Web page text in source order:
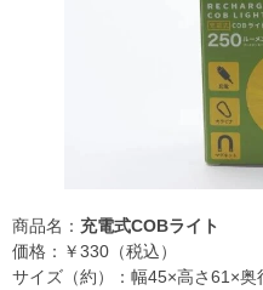
商品名： 充電式COBライト
価格：￥330（税込）
サイズ（約）：幅45×高さ61×奥